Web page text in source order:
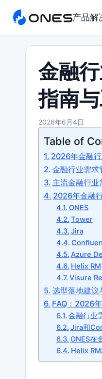
产品解
金融
指南
2026年6月4日
Table of
2026年金融
金融行业需求
主流金融行
2026年金融
ONES
Tower
Jira
Azure
Helix RM
Visure
选型落地建
FAQ：2026
金融行业
Jira和
ONES在
Helix